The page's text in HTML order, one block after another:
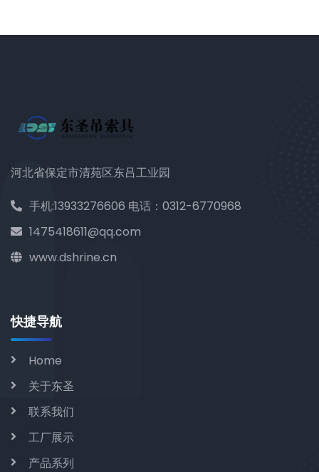
河北省保定市清苑区东吕工业园
手机:13933276606 电话：0312-6770968
1475418611@qq.com
www.dshrine.cn
快捷导航
Home
关于东圣
联系我们
工厂展示
产品系列